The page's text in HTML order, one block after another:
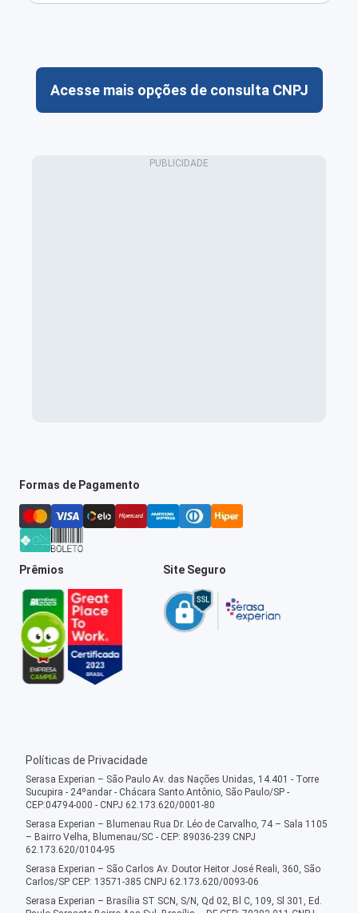
Acesse mais opções de consulta CNPJ
Formas de Pagamento
Prêmios Site Seguro
Políticas de Privacidade
Serasa Experian – São Paulo Av. das Nações Unidas, 14.401 - Torre
Sucupira - 24ºandar - Chácara Santo Antônio, São Paulo/SP -
CEP:04794-000 - CNPJ 62.173.620/0001-80
Serasa Experian – Blumenau Rua Dr. Léo de Carvalho, 74 – Sala 1105
– Bairro Velha, Blumenau/SC - CEP: 89036-239 CNPJ
62.173.620/0104-95
Serasa Experian – São Carlos Av. Doutor Heitor José Reali, 360, São
Carlos/SP CEP: 13571-385 CNPJ 62.173.620/0093-06
Serasa Experian – Brasília ST SCN, S/N, Qd 02, Bl C, 109, Sl 301, Ed.